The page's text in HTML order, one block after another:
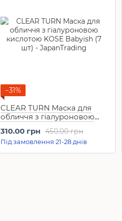
−31%
CLEAR TURN Маска для
обличчя з гіалуроновою
шт)
450.00 грн
310.00 грн
Під замовлення 21-28 днів